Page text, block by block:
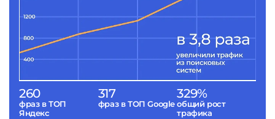
260
фраз в ТОП
Яндекс
317
фраз в ТОП Google
329%
общий рост
трафика